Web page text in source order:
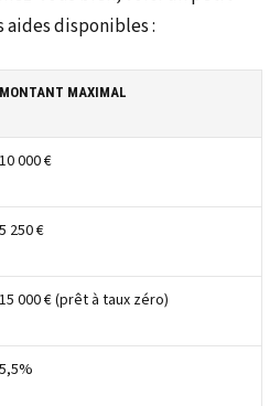
disponibles :
MONTANT MAXIMAL
10 000 €
5 250 €
15 000 € (prêt à taux zéro)
5,5%